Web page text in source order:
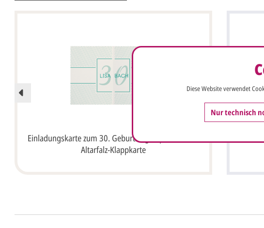
Einladungskarte zum 30. Geburtstag in perlmutt als
Altarfalz-Klappkarte
Diese Website verwendet
Nur technisch